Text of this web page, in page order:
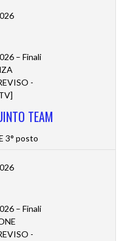
– Finali
-
TEAM
3° posto
– Finali
-